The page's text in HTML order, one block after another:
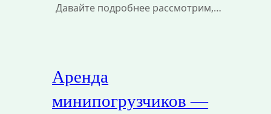
Давайте подробнее рассмотрим,…
Аренда
минипогрузчиков —